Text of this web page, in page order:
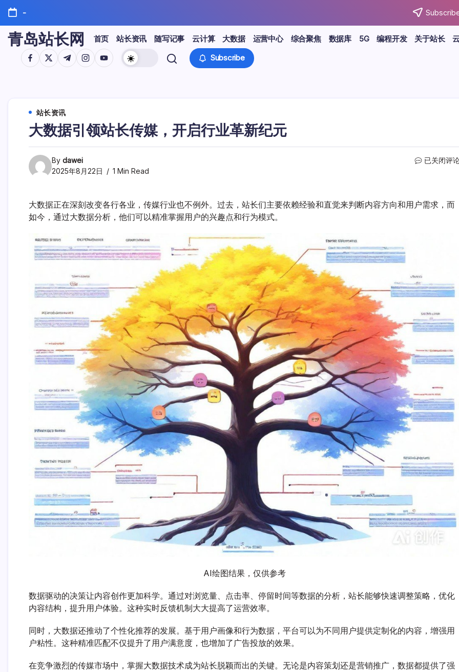
Skip
content
-
青岛站长网 首页 站长资讯 随写记事 云计算 大数据 运营中心 综合聚焦 数据库 5G 编程开发 关于站长
https://www.facebook.com/
https://twitter.com/
https://t.me/
https://www.instagram.com/
https://youtube.com/ Subscribe
站长资讯
大数据引领站长传媒，开启行业革新纪元
By dawei
2025年8月22日
1 Min Read
大
领
业
革
新
纪
元
已关闭评
大数据正在深刻改变各行各业，传媒行业也不例外。过去，站长们主要依赖经验和直觉来判断内容方向和用户需求，而
如今，通过大数据分析，他们可以精准掌握用户的兴趣点和行为模式。
AI绘图结果，仅供参考
数据驱动的决策让内容创作更加科学。通过对浏览量、点击率、停留时间等数据的分析，站长能够快速调整策略，优化
内容结构，提升用户体验。这种实时反馈机制大大提高了运营效率。
同时，大数据还推动了个性化推荐的发展。基于用户画像和行为数据，平台可以为不同用户提供定制化的内容，增强用
户粘性。这种精准匹配不仅提升了用户满意度，也增加了广告投放的效果。
在竞争激烈的传媒市场中，掌握大数据技术成为站长脱颖而出的关键。无论是内容策划还是营销推广，数据都提供了强